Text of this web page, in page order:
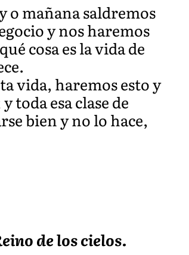
o mañana saldremos
y nos haremos
cosa es la vida de
vida, haremos esto y
toda esa clase de
bien y no lo hace,
de los cielos.